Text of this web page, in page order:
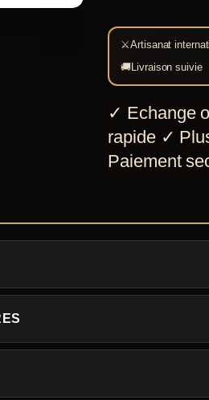
Médiéval
Incliné
en
Cuir
⚔Artisanat
🚚 Livraison suivie
✓ Echange
rapide ✓
Paiement